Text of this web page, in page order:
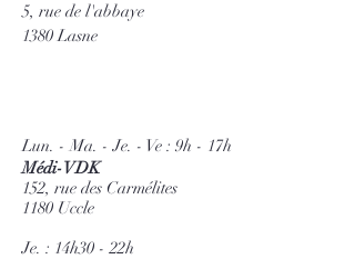
5, rue de l'abbaye
1380 Lasne
Lun. - Ma. - Je. - Ve : 9h - 17h
Médi-VDK
152, rue des Carmélites
1180 Uccle
Je. : 14h30 - 22h